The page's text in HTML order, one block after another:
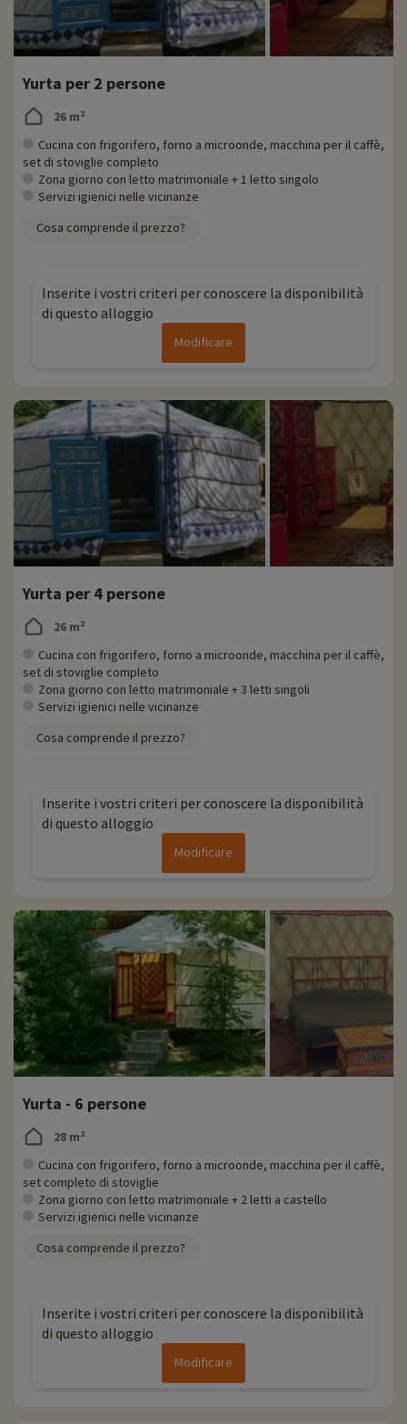
Yurta per 2 persone
26 m²
Cucina con frigorifero, forno a microonde, macchina per il caffè,
set di stoviglie completo
Zona giorno con letto matrimoniale + 1 letto singolo
Servizi igienici nelle vicinanze
Cosa comprende il prezzo?
Inserite i vostri criteri per conoscere la disponibilità
di questo alloggio
Modificare
Yurta per 4 persone
26 m²
Cucina con frigorifero, forno a microonde, macchina per il caffè,
set di stoviglie completo
Zona giorno con letto matrimoniale + 3 letti singoli
Servizi igienici nelle vicinanze
Cosa comprende il prezzo?
Inserite i vostri criteri per conoscere la disponibilità
di questo alloggio
Modificare
Yurta - 6 persone
28 m²
Cucina con frigorifero, forno a microonde, macchina per il caffè,
set completo di stoviglie
Zona giorno con letto matrimoniale + 2 letti a castello
Servizi igienici nelle vicinanze
Cosa comprende il prezzo?
Inserite i vostri criteri per conoscere la disponibilità
di questo alloggio
Modificare